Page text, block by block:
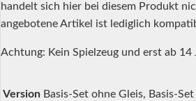
handelt sich hier bei diesem Produkt
angebotene Artikel ist lediglich
Achtung: Kein Spielzeug und erst ab 14
Version Basis-Set ohne Gleis, Basis-